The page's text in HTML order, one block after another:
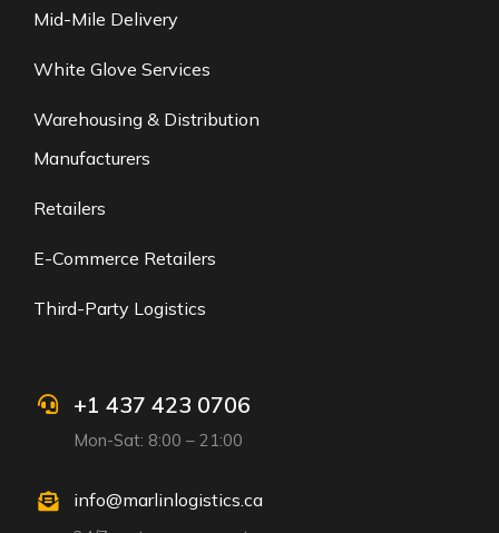
Mid-Mile Delivery
White Glove Services
Warehousing & Distribution
Manufacturers
Retailers
E-Commerce Retailers
Third-Party Logistics
+1 437 423 0706
Mon-Sat: 8:00 – 21:00
info@marlinlogistics.ca